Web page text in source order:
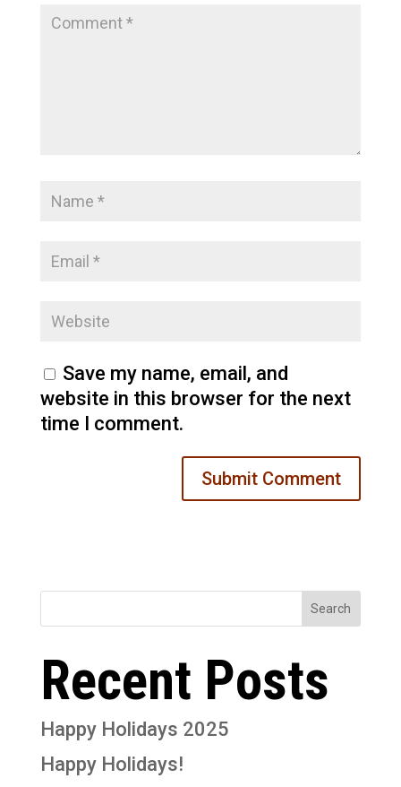
Save my name, email, and
website in this browser for the next
time I comment.
Search
Recent Posts
Happy Holidays 2025
Happy Holidays!